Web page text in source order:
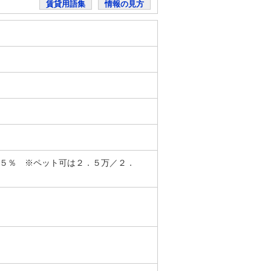
賃貸用語集 情報の見方
％ ※ペット可は２．５万／２．